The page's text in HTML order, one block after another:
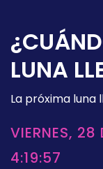
LUNA
La próxima luna
VIERNES,
4:19:57